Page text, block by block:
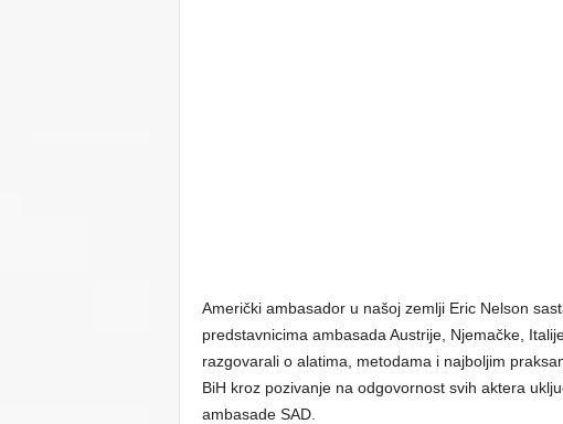
Američki ambasador u našoj zemlji Eric Nelson
predstavnicima ambasada Austrije, Njemačke,
razgovarali o alatima, metodama i najboljim
BiH kroz pozivanje na odgovornost svih aktera
ambasade SAD.